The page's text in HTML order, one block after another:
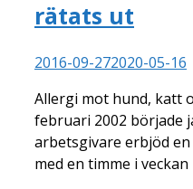
rätats ut
2016-09-272020-05-16
Allergi mot hund, katt
februari 2002 började
arbetsgivare erbjöd
med en timme i veckan